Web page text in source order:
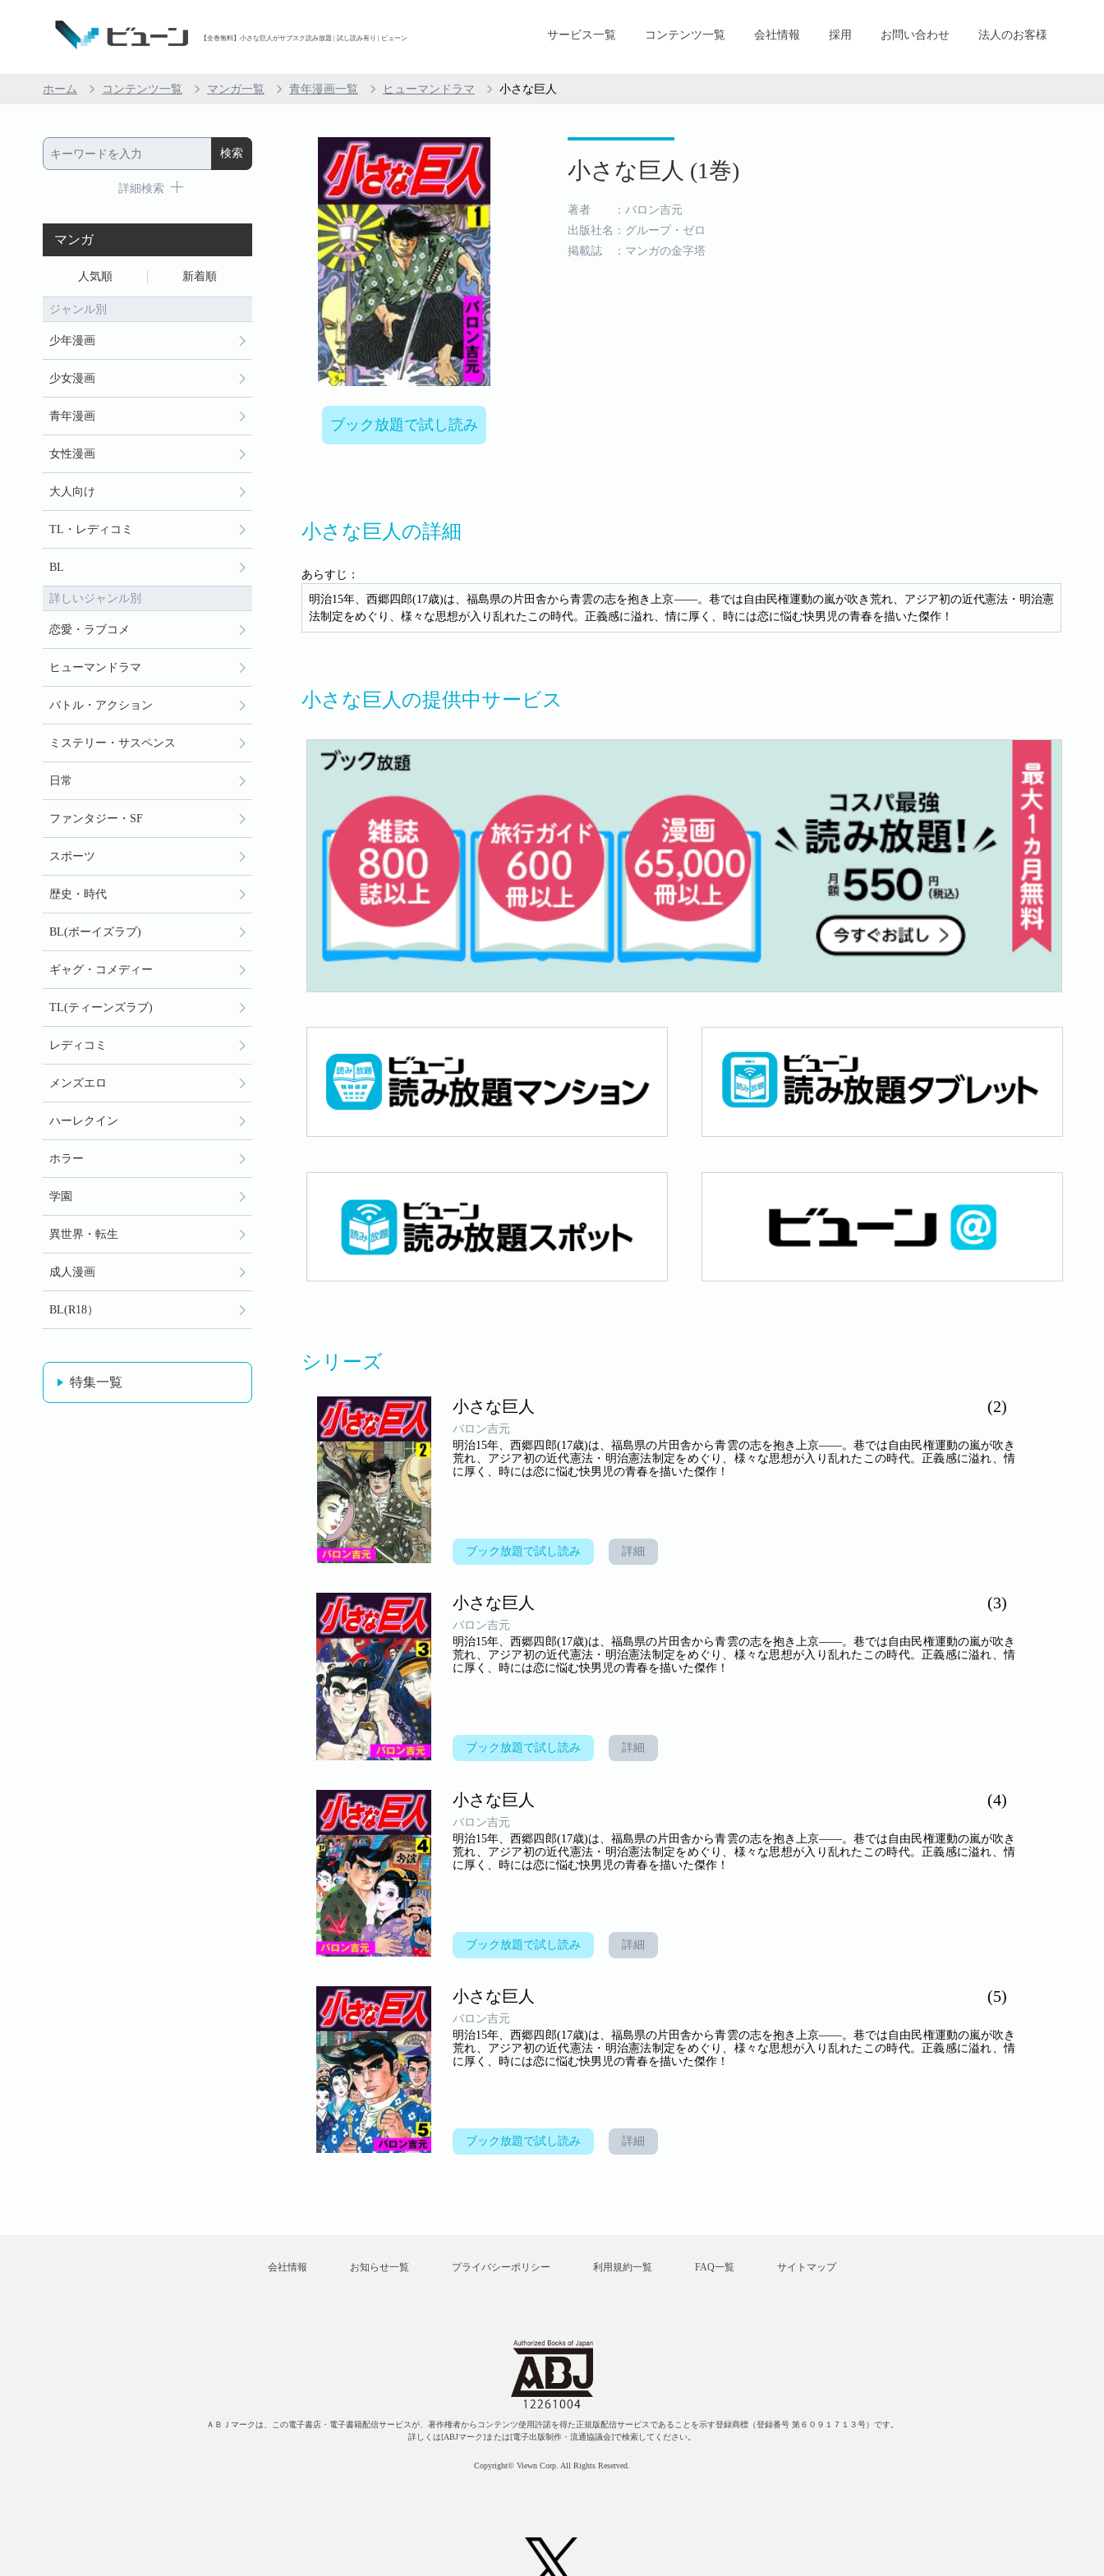
【全巻無料】小さな巨人がサブスク読み放題 | 試し読み有り | ビューン サービス一覧 コンテンツ一覧 会社情報 採用 お問い合わせ 法人のお客様
ホーム コンテンツ一覧 マンガ一覧 青年漫画一覧 ヒューマンドラマ 小さな巨人
ブック放題で試し読み
小さな巨人 (1巻)
著者 ：バロン吉元
出版社名：グループ・ゼロ
掲載誌 ：マンガの金字塔
小さな巨人の詳細
あらすじ：
明治15年、西郷四郎(17歳)は、福島県の片田舎から青雲の志を抱き上京――。巷では自由民権運動の嵐が吹き荒れ、アジア初の近代憲法・明治憲
法制定をめぐり、様々な思想が入り乱れたこの時代。正義感に溢れ、情に厚く、時には恋に悩む快男児の青春を描いた傑作！
小さな巨人の提供中サービス
シリーズ
小さな巨人 (2)
バロン吉元
明治15年、西郷四郎(17歳)は、福島県の片田舎から青雲の志を抱き上京――。巷では自由民権運動の嵐が吹き
荒れ、アジア初の近代憲法・明治憲法制定をめぐり、様々な思想が入り乱れたこの時代。正義感に溢れ、情
に厚く、時には恋に悩む快男児の青春を描いた傑作！
ブック放題で試し読み 詳細
小さな巨人 (3)
バロン吉元
明治15年、西郷四郎(17歳)は、福島県の片田舎から青雲の志を抱き上京――。巷では自由民権運動の嵐が吹き
荒れ、アジア初の近代憲法・明治憲法制定をめぐり、様々な思想が入り乱れたこの時代。正義感に溢れ、情
に厚く、時には恋に悩む快男児の青春を描いた傑作！
ブック放題で試し読み 詳細
小さな巨人 (4)
バロン吉元
明治15年、西郷四郎(17歳)は、福島県の片田舎から青雲の志を抱き上京――。巷では自由民権運動の嵐が吹き
荒れ、アジア初の近代憲法・明治憲法制定をめぐり、様々な思想が入り乱れたこの時代。正義感に溢れ、情
に厚く、時には恋に悩む快男児の青春を描いた傑作！
ブック放題で試し読み 詳細
小さな巨人 (5)
バロン吉元
明治15年、西郷四郎(17歳)は、福島県の片田舎から青雲の志を抱き上京――。巷では自由民権運動の嵐が吹き
荒れ、アジア初の近代憲法・明治憲法制定をめぐり、様々な思想が入り乱れたこの時代。正義感に溢れ、情
に厚く、時には恋に悩む快男児の青春を描いた傑作！
ブック放題で試し読み 詳細
詳細検索
マンガ
人気順 新着順
ジャンル別
少年漫画
少女漫画
青年漫画
女性漫画
大人向け
TL・レディコミ
BL
詳しいジャンル別
恋愛・ラブコメ
ヒューマンドラマ
バトル・アクション
ミステリー・サスペンス
日常
ファンタジー・SF
スポーツ
歴史・時代
BL(ボーイズラブ)
ギャグ・コメディー
TL(ティーンズラブ)
レディコミ
メンズエロ
ハーレクイン
ホラー
学園
異世界・転生
成人漫画
BL(R18）
特集一覧
会社情報 お知らせ一覧 プライバシーポリシー 利用規約一覧 FAQ一覧 サイトマップ
ＡＢＪマークは、この電子書店・電子書籍配信サービスが、著作権者からコンテンツ使用許諾を得た正規版配信サービスであることを示す登録商標（登録番号 第６０９１７１３号）です。
詳しくは[ABJマーク]または[電子出版制作・流通協議会]で検索してください。
Copyright© Viewn Corp. All Rights Reserved.